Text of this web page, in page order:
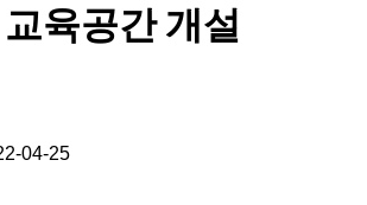
육공간 개설
04-25